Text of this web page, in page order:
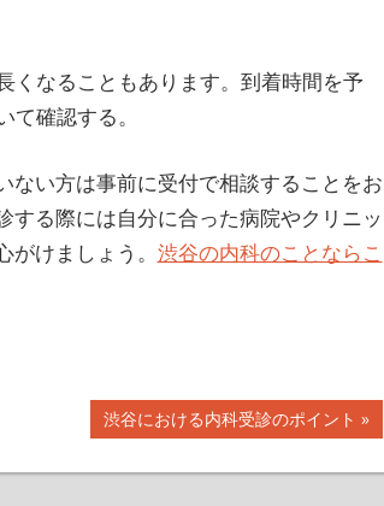
くなることもあります。到着時間を予
確認する。
ない方は事前に受付で相談することをお
る際には自分に合った病院やクリニッ
けましょう。 渋谷の内科のことならこ
次
記
渋谷における内科受診のポイント